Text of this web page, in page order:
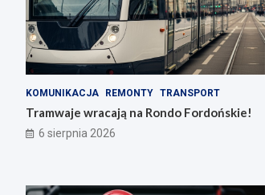
KOMUNIKACJA REMONTY TRANSPORT
Tramwaje wracają na Rondo Fordońskie!
6 sierpnia 2026